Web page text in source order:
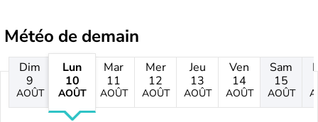
Météo de demain
Dim
9
AOÛT
Lun
10
AOÛT
Mar
11
AOÛT
Mer
12
AOÛT
Jeu
13
AOÛT
Ven
14
AOÛT
Sam
15
AOÛT